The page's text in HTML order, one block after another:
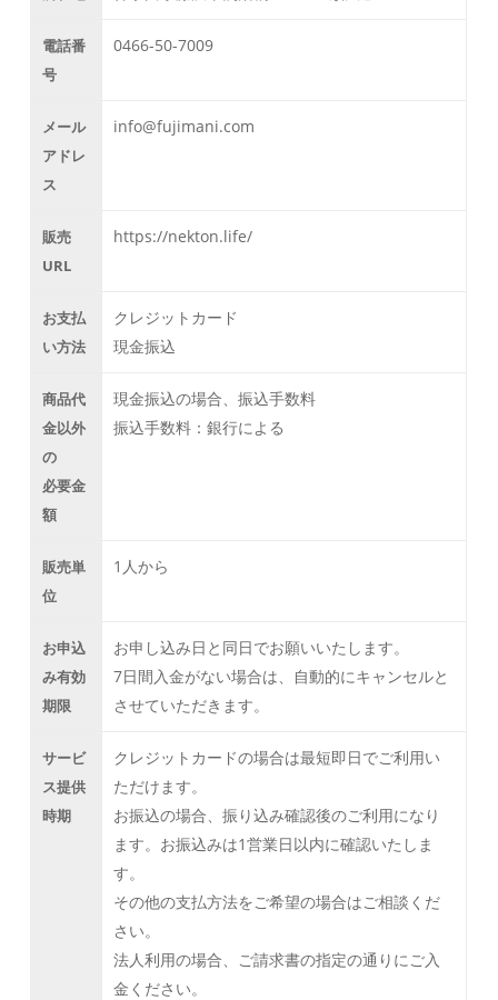
電話番
号
0466-50-7009
メール
アドレ
ス
info@fujimani.com
販売
URL
https://nekton.life/
お支払
い方法
クレジットカード
現金振込
商品代
金以外
の
必要金
額
現金振込の場合、振込手数料
振込手数料：銀行による
販売単
位
1人から
お申込
み有効
期限
お申し込み日と同日でお願いいたします。
7日間入金がない場合は、自動的にキャンセルと
させていただきます。
サービ
ス提供
時期
クレジットカードの場合は最短即日でご利用い
ただけます。
お振込の場合、振り込み確認後のご利用になり
ます。お振込みは1営業日以内に確認いたしま
す。
その他の支払方法をご希望の場合はご相談くだ
さい。
法人利用の場合、ご請求書の指定の通りにご入
金ください。